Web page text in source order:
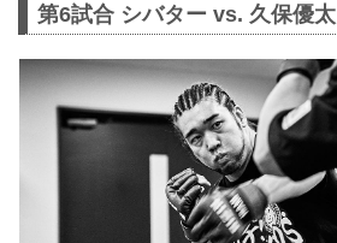
第6試合 シバター vs. 久保優太